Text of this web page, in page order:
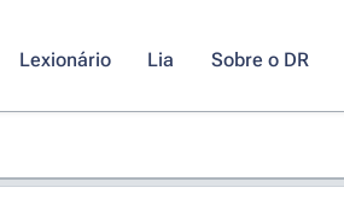
Lexionário Lia Sobre o DR